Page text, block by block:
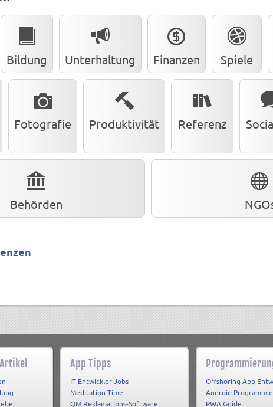
Bildung Unterhaltung Finanzen Spiele
Fotografie Produktivität Referenz
Behörden
App Tipps
IT Entwickler Jobs
Meditation Time
QM Reklamations-Software
Offshoring App
Android
PWA Guide